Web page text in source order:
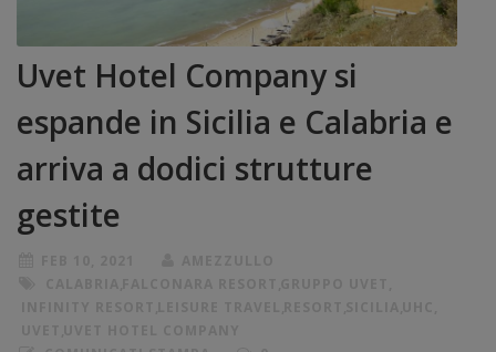
Uvet Hotel Company si
espande in Sicilia e Calabria e
arriva a dodici strutture
gestite